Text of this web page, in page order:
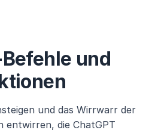
und
und das Wirrwarr der
entwirren, die ChatGPT